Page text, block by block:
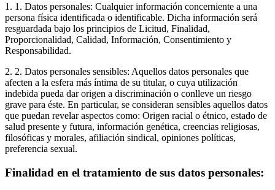
1. 1. Datos personales: Cualquier información concerniente a una
persona física identificada o identificable. Dicha información será
resguardada bajo los principios de Licitud, Finalidad,
Proporcionalidad, Calidad, Información, Consentimiento y
Responsabilidad.
2. 2. Datos personales sensibles: Aquellos datos personales que
afecten a la esfera más íntima de su titular, o cuya utilización
indebida pueda dar origen a discriminación o conlleve un riesgo
grave para éste. En particular, se consideran sensibles aquellos datos
que puedan revelar aspectos como: Origen racial o étnico, estado de
salud presente y futura, información genética, creencias religiosas,
filosóficas y morales, afiliación sindical, opiniones políticas,
preferencia sexual.
Finalidad en el tratamiento de sus datos personales: